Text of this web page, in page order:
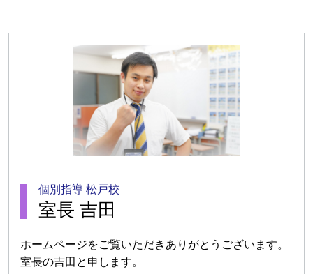
個別指導 松戸校
室長 吉田
ホームページをご覧いただきありがとうございます。
室長の吉田と申します。